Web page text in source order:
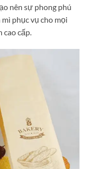
nên sự phong phú
phục vụ cho mọi
cao cấp.